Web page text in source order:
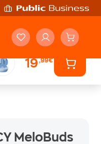
19,99€
MeloBuds